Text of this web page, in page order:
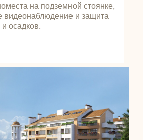
на подземной стоянке,
видеонаблюдение и защита
осадков.